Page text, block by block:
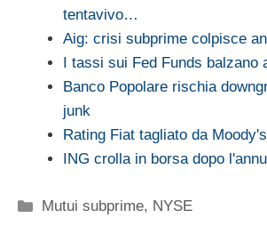
tentavivo…
Aig: crisi subprime colpisce
I tassi sui Fed Funds balzano
Banco Popolare rischia
junk
Rating Fiat tagliato da
ING crolla in borsa dopo
Categorie
Mutui subprime, NYSE